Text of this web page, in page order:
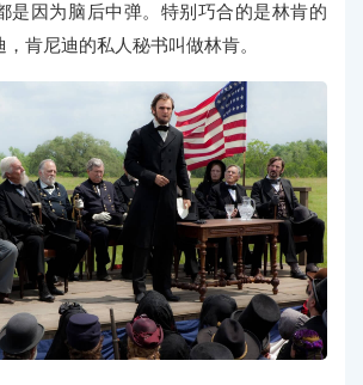
是因为脑后中弹。特别巧合的是林肯的
肯尼迪的私人秘书叫做林肯。